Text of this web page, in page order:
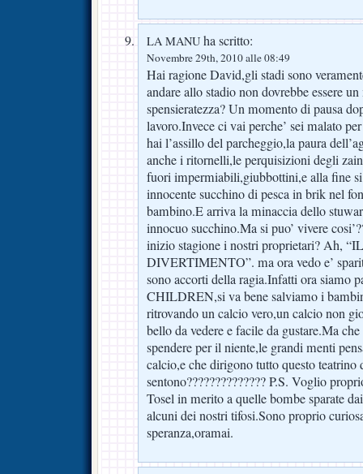
LA MANU ha scritto:
Novembre 29th, 2010 alle 08:49
Hai ragione David,gli stadi sono
andare allo stadio non dovrebbe essere
spensieratezza? Un momento di pausa
lavoro.Invece ci vai perche’ sei malato
hai l’assillo del parcheggio,la paura
anche i ritornelli,le perquisizioni degli
fuori impermiabili,giubbottini,e alla fine
innocente succhino di pesca in brik nel
bambino.E arriva la minaccia dello
innocuo succhino.Ma si puo’ vivere
inizio stagione i nostri proprietari? Ah,
DIVERTIMENTO”. ma ora vedo e’
sono accorti della ragia.Infatti ora siamo
CHILDREN,si va bene salviamo i
ritrovando un calcio vero,un calcio non
bello da vedere e facile da gustare.Ma che
spendere per il niente,le grandi menti
calcio,e che dirigono tutto questo
sentono?????????????? P.S. Voglio
Tosel in merito a quelle bombe sparate
alcuni dei nostri tifosi.Sono proprio
speranza,oramai.